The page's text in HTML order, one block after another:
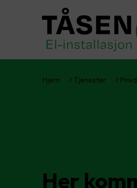
Hjem Tjenester
Her